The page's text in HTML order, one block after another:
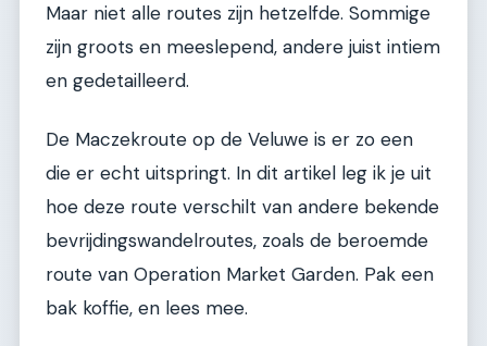
Maar niet alle routes zijn hetzelfde. Sommige
zijn groots en meeslepend, andere juist intiem
en gedetailleerd.
De Maczekroute op de Veluwe is er zo een
die er echt uitspringt. In dit artikel leg ik je uit
hoe deze route verschilt van andere bekende
bevrijdingswandelroutes, zoals de beroemde
route van Operation Market Garden. Pak een
bak koffie, en lees mee.